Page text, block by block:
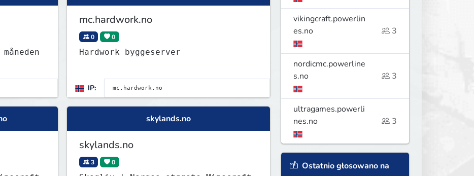
mc.hardwork.no
0 0
Hardwork byggeserver
IP:
skylands.no
skylands.no
3 0
vikingcraft.powerlin
es.no
3
nordicmc.powerline
s.no
3
ultragames.powerli
nes.no
3
Ostatnio głosowano na